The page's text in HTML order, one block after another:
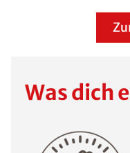
Was dich